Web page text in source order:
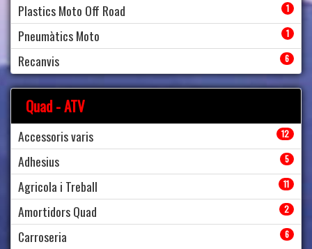
Plastics Moto Off Road 1
Pneumàtics Moto 1
Recanvis 6
Quad - ATV
Accessoris varis 12
Adhesius 5
Agricola i Treball 11
Amortidors Quad 2
Carroseria 6